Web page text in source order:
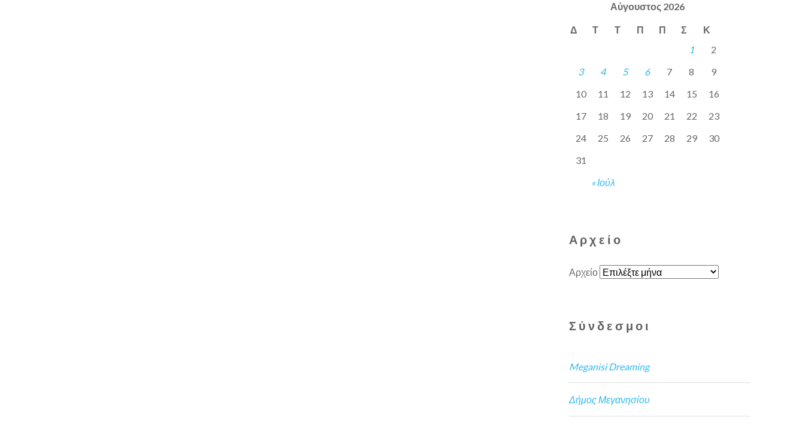
Αύγουστος 2026
Δ Τ Τ Π Π Σ Κ
« Ιούλ
1
2
3
4 5 6 7 8
9
10
11 12 13 14 15
16
17
18 19 20 21 22
23
24
25 26 27 28 29
30
31
Αρχείο
Αρχείο
Σύνδεσμοι
Meganisi Dreaming
Δήμος Μεγανησίου